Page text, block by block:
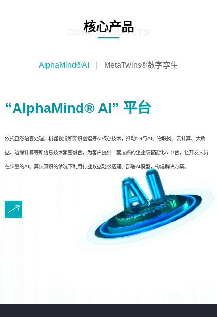
核心产品
CORE PRODUCTS
AlphaMind®AI MetaTwins®数字孪生
“AlphaMind® AI” 平台
依托自然语言处理，机器视觉和知识图谱等AI核心技术，推动5G与AI、物联网、云计算、大数
据、边缘计算等新信息技术紧密融合，为客户提供一套成熟的企业级智能化AI中台，让开发人员
在少量的AI、算法知识的情况下利用行业数据轻松搭建、部署AI模型，构建解决方案。